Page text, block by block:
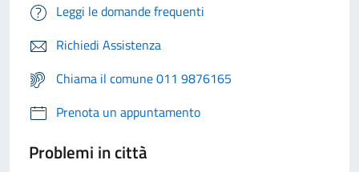
Leggi le domande frequenti
Richiedi Assistenza
Chiama il comune 011 9876165
Prenota un appuntamento
Problemi in città